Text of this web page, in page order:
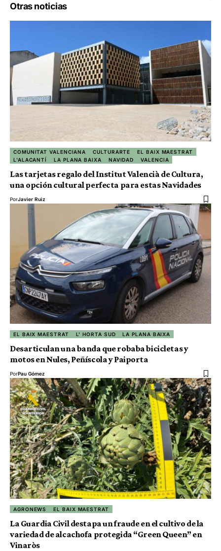
Otras noticias
COMUNITAT VALENCIANA CULTURARTE
EL BAIX MAESTRAT
L'ALACANTÍ
LA PLANA BAIXA NAVIDAD VALENCIA
Las tarjetas regalo del Institut Valencià de Cultura,
una opción cultural perfecta para estas Navidades
PorJavier Ruiz
EL BAIX MAESTRAT L' HORTA SUD LA PLANA BAIXA
Desarticulan una banda que robaba bicicletas y
motos en Nules, Peñíscola y Paiporta
PorPau Gómez
AGRONEWS EL BAIX MAESTRAT
La Guardia Civil destapa un fraude en el cultivo de la
variedad de alcachofa protegida “Green Queen” en
Vinaròs